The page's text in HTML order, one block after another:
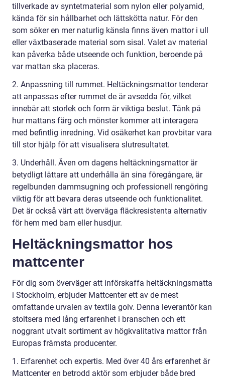
tillverkade av syntetmaterial som nylon eller polyamid,
kända för sin hållbarhet och lättskötta natur. För den
som söker en mer naturlig känsla finns även mattor i ull
eller växtbaserade material som sisal. Valet av material
kan påverka både utseende och funktion, beroende på
var mattan ska placeras.
2. Anpassning till rummet. Heltäckningsmattor tenderar
att anpassas efter rummet de är avsedda för, vilket
innebär att storlek och form är viktiga beslut. Tänk på
hur mattans färg och mönster kommer att interagera
med befintlig inredning. Vid osäkerhet kan provbitar vara
till stor hjälp för att visualisera slutresultatet.
3. Underhåll. Även om dagens heltäckningsmattor är
betydligt lättare att underhålla än sina föregångare, är
regelbunden dammsugning och professionell rengöring
viktig för att bevara deras utseende och funktionalitet.
Det är också värt att överväga fläckresistenta alternativ
för hem med barn eller husdjur.
Heltäckningsmattor hos
mattcenter
För dig som överväger att införskaffa heltäckningsmatta
i Stockholm, erbjuder Mattcenter ett av de mest
omfattande urvalen av textila golv. Denna leverantör kan
stoltsera med lång erfarenhet i branschen och ett
noggrant utvalt sortiment av högkvalitativa mattor från
Europas främsta producenter.
1. Erfarenhet och expertis. Med över 40 års erfarenhet är
Mattcenter en betrodd aktör som erbjuder både bred